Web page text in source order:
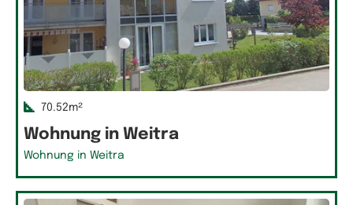
70.52m²
Wohnung in Weitra
Wohnung in Weitra